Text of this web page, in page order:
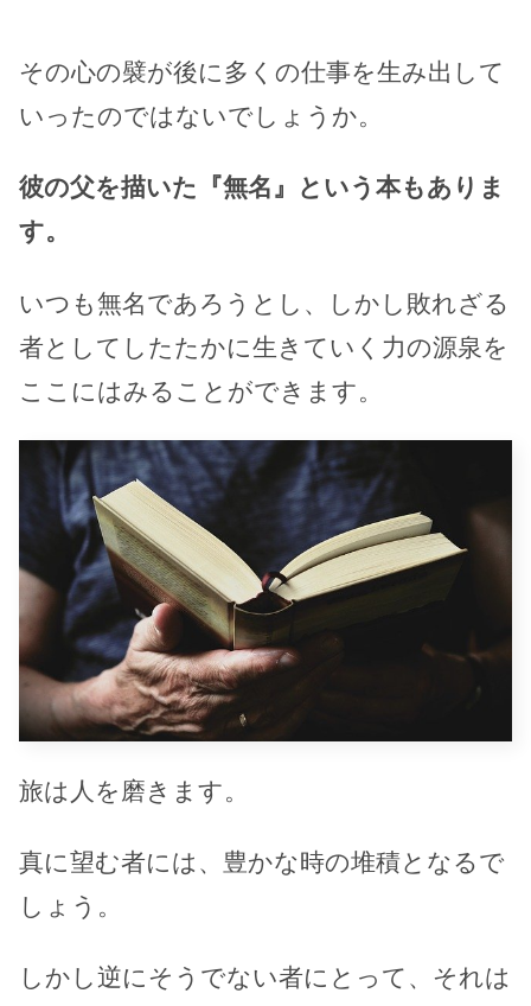
その心の襞が後に多くの仕事を生み出して
いったのではないでしょうか。
彼の父を描いた『無名』という本もありま
す。
いつも無名であろうとし、しかし敗れざる
者としてしたたかに生きていく力の源泉を
ここにはみることができます。
旅は人を磨きます。
真に望む者には、豊かな時の堆積となるで
しょう。
しかし逆にそうでない者にとって、それは